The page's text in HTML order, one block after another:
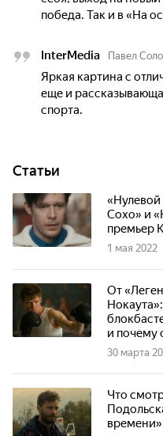
победа. Так и в «На
InterMedia Павел
Яркая картина с
еще и
спорта.
Статьи
Сохо» и
премьер
1 мая 2022
От
и почему
30 марта
Что
времени»